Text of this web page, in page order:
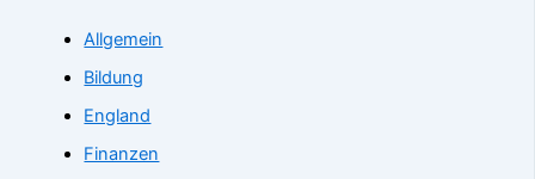
Allgemein
Bildung
England
Finanzen